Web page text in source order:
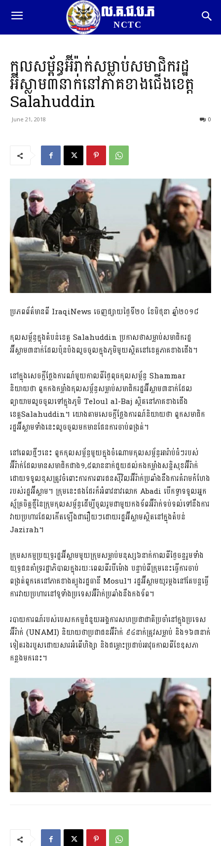
ល.គ.ជ.ប.ភ
NCTC
កុលសម្ព័ន្ធអ៊ីរ៉ាក់សម្លាប់សមាជិករដ្ឋ
អ៊ីស្លាម៣នាក់នៅភាគខាងជើងខេត្ត
Salahuddin
June 21, 2018 0
ប្រភពព័ត៌មានពី IraqiNews ចេញផ្សាយថ្ងៃទី២០ ខែមិថុនា ឆ្នាំ២០១៨
កុលសម្ព័ន្ធក្នុងតំបន់ខេត្ត Salahuddin ប្រកាសថាសម្លាប់សមាជិករដ្ឋ
អ៊ីស្លាម៣នាក់ដែលប៉ុនប៉ងលួចចូលក្នុងភូមិមួយស្ថិតនៅខេត្តភាគខាងជើង។
នៅក្នុងសេចក្តីថ្លែងការណ៍មួយកាលពីថ្ងៃពុធកុលសម្ព័ន្ធ Shammar
និយាយថា ពួកកងកម្លាំងកុលសម្ព័ន្ធសម្លាប់សមាជិករដ្ឋអ៊ីស្លាម៣នាក់ដែល
ព្យាយាមលួចចូលទៅក្នុងភូមិ Teloul al-Baj ស្ថិតនៅភាគខាងជើង
ខេត្តSalahuddin។ យោងតាមសេចក្តីថ្លែងការណ៍និយាយថា ពួកសមាជិក
រដ្ឋអ៊ីស្លាមទាំងនេះលួចចូលមកមានផែនការចាប់ពង្រត់។
នៅពេលថ្មីៗនេះ ពួកកុលសម្ព័ន្ធមួយក្នុងចំណោមកុលសម្ព័ន្ធអារ៉ាប់ធំៗរបស់
អ៊ីរ៉ាក់ដែលមានសមាជិកជាង១,៥លាននាក់ជួយដល់កងកម្លាំងសន្តិសុខអ៊ីរ៉ាក់
ដោយទទួលខុសត្រូវចំពោះការការពារជនស៊ីវិលអ៊ីរ៉ាក់ប្រឆាំងនឹងការគំរាមកំហែង
របស់រដ្ឋអ៊ីស្លាម។ ក្រុមនេះផងដែរក៏អំពាវនាវលោក Abadi បើកទ្វាទទួលអ្នក
ស្ម័គ្រចិត្តថ្មីនៃក្រុមកុលសម្ព័ន្ធដើម្បីចូលរួមជាមួយកងទ័ពអ៊ីរ៉ាក់ទប់ទល់ទៅនឹងការ
វាយប្រហារដែលកើតឡើងជារឿយៗដោយរដ្ឋអ៊ីស្លាមស្ថិតនៅក្នុងតំបន់
Jazirah។
ក្រុមសកម្មប្រយុទ្ធរដ្ឋអ៊ីស្លាមមួយក្រុមសម្លាប់មនុស្ស៦នាក់កាលពីថ្ងៃចន្ទរួមទាំង
យុទ្ធជនគាំទ្ររដ្ឋាភិបាលក្នុងរយៈពេលពីរបីម៉ោង បន្ទាប់ពីក្រុមនេះធ្វើការចាប់
ពង្រត់ពួកគេនៅភាគខាងត្បូងរដ្ឋធានី Mosul។ រដ្ឋអ៊ីស្លាមយូរម្តងនៅតែបន្តធ្វើ
ការវាយប្រហារនៅទូទាំងប្រទេសអ៊ីរ៉ាក់ប្រឆាំងនឹងកងទ័ព។
របាយការណ៍របស់បេសកកម្មជំនួយអង្គការសហប្រជាជាតិប្រចាំនៅក្នុងប្រទេស
អ៊ីរ៉ាក់ (UNAMI) និយាយថាប្រជាជនអ៊ីរ៉ាក់ ៩៤នាក់ត្រូវសម្លាប់ និង១៦៣នាក់
ទៀតរងរបួសដោយសារអំពើហិង្សា និងជម្លោះប្រដាប់អាវុធកាលពីខែឧសភា
កន្លងមកនេះ។